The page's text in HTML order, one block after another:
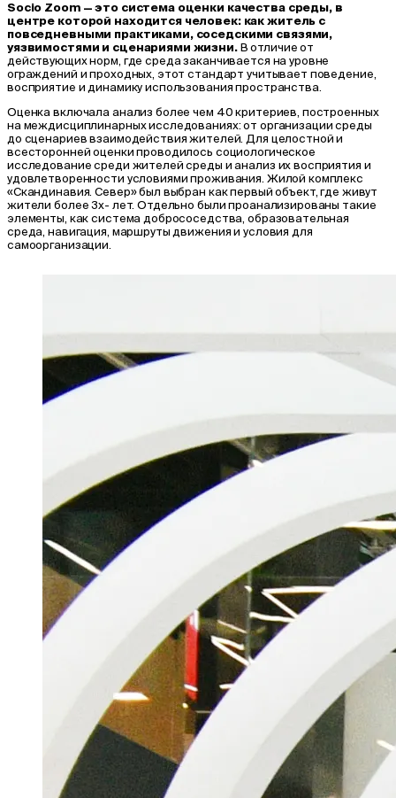
Socio Zoom — это система оценки качества среды, в
центре которой находится человек: как житель с
повседневными практиками, соседскими связями,
уязвимостями и сценариями жизни.В отличие от
действующих норм, где среда заканчивается на уровне
ограждений и проходных, этот стандарт учитывает поведение,
восприятие и динамику использования пространства.
Оценка включала анализ более чем 40 критериев, построенных
на междисциплинарных исследованиях: от организации среды
до сценариев взаимодействия жителей. Для целостной и
всесторонней оценки проводилось социологическое
исследование среди жителей среды и анализ их восприятия и
удовлетворенности условиями проживания. Жилой комплекс
«Скандинавия. Север» был выбран как первый объект, где живут
жители более 3х- лет. Отдельно были проанализированы такие
элементы, как система добрососедства, образовательная
среда, навигация, маршруты движения и условия для
самоорганизации.